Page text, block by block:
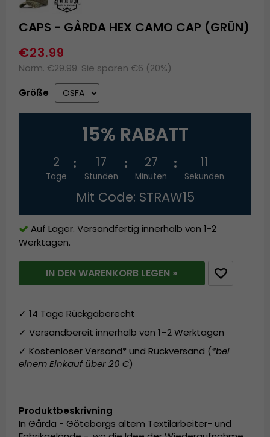
CAPS - GÅRDA HEX CAMO CAP (GRÜN)
€23.99
Norm. €29.99. Sie sparen €6 (20%)
Größe
15% RABATT
2
Tage
17
Stunden
27
Minuten
10
Sekunden
Mit Code: STRAW15
Auf Lager. Versandfertig innerhalb von 1-2
Werktagen.
IN DEN WARENKORB LEGEN »
✓ 14 Tage Rückgaberecht
✓ Versandbereit innerhalb von 1–2 Werktagen
✓ Kostenloser Versand* und Rückversand (*bei
einem Einkauf über 20 €)
Produktbeskrivning
In Gårda - Göteborgs altem Textilarbeiter- und